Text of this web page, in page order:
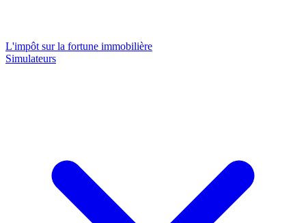
L'impôt sur la fortune immobilière
Simulateurs